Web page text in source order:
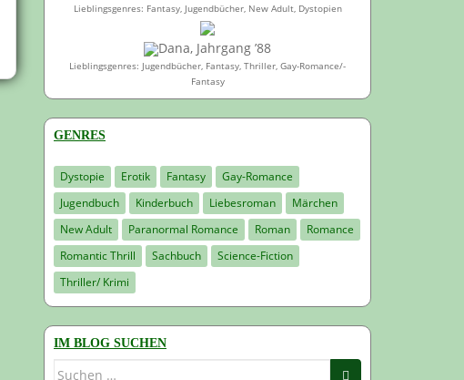
Lieblingsgenres: Fantasy, Jugendbücher, New Adult, Dystopien
Dana, Jahrgang ’88
Lieblingsgenres: Jugendbücher, Fantasy, Thriller, Gay-Romance/-
Fantasy
GENRES
Dystopie Erotik Fantasy
Gay-Romance
Jugendbuch
Kinderbuch Liebesroman
Märchen
New Adult
Paranormal Romance Roman
Romance
Romantic Thrill
Sachbuch
Science-Fiction
Thriller/ Krimi
IM BLOG SUCHEN
Suchen